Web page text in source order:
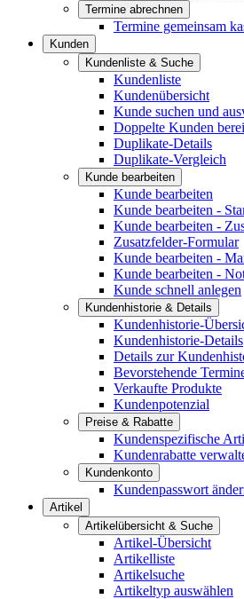
Termine abrechnen
Termine gemeinsam
Kunden
Kundenliste & Suche
Kundenliste
Kundenübersicht
Kunde suchen und
Doppelte Kunden
Duplikate-Details
Duplikate-Vergleich
Kunde bearbeiten
Kunde bearbeiten
Kunde bearbeiten -
Kunde bearbeiten -
Zusatzfelder-Formular
Kunde bearbeiten -
Kunde bearbeiten -
Kunde schnell anlegen
Kundenhistorie & Details
Kundenhistorie-
Kundenhistorie-Details
Details zur
Bevorstehende
Verkaufte Produkte
Kundenpotenzial
Preise & Rabatte
Kundenspezifische
Kundenrabatte
Kundenkonto
Kundenpasswort
Artikel
Artikelübersicht & Suche
Artikel-Übersicht
Artikelliste
Artikelsuche
Artikeltyp auswählen